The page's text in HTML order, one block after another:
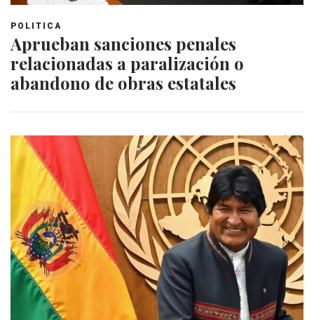
POLITICA
Aprueban sanciones penales
relacionadas a paralización o
abandono de obras estatales